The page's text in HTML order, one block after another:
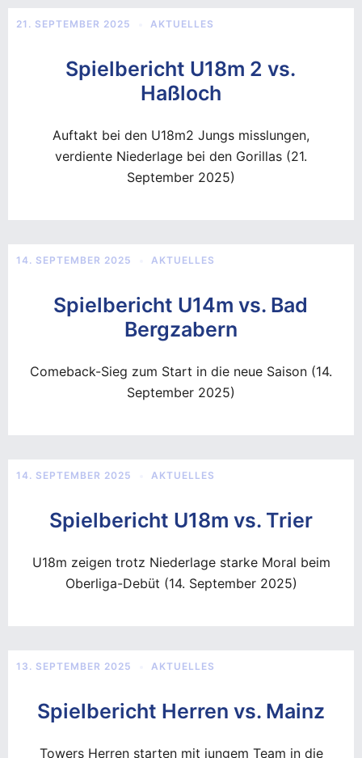
21. SEPTEMBER 2025 AKTUELLES
Spielbericht U18m 2 vs.
Haßloch
Auftakt bei den U18m2 Jungs misslungen,
verdiente Niederlage bei den Gorillas (21.
September 2025)
14. SEPTEMBER 2025 AKTUELLES
Spielbericht U14m vs. Bad
Bergzabern
Comeback-Sieg zum Start in die neue Saison (14.
September 2025)
14. SEPTEMBER 2025 AKTUELLES
Spielbericht U18m vs. Trier
U18m zeigen trotz Niederlage starke Moral beim
Oberliga-Debüt (14. September 2025)
13. SEPTEMBER 2025 AKTUELLES
Spielbericht Herren vs. Mainz
Towers Herren starten mit jungem Team in die